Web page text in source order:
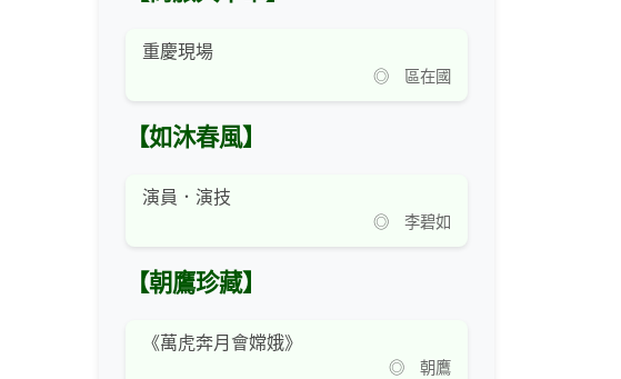
重慶現場
◎ 區在國
【如沐春風】
演員．演技
◎ 李碧如
【朝鷹珍藏】
《萬虎奔月會嫦娥》
◎ 朝鷹